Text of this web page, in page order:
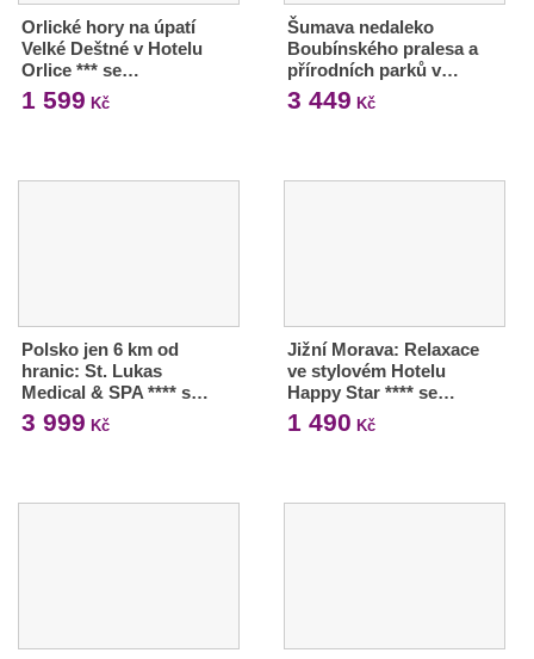
Orlické hory na úpatí
Velké Deštné v Hotelu
Orlice *** se…
1 599 Kč
Šumava nedaleko
Boubínského pralesa a
přírodních parků v…
3 449 Kč
Polsko jen 6 km od
hranic: St. Lukas
Medical & SPA **** s…
3 999 Kč
Jižní Morava: Relaxace
ve stylovém Hotelu
Happy Star **** se…
1 490 Kč